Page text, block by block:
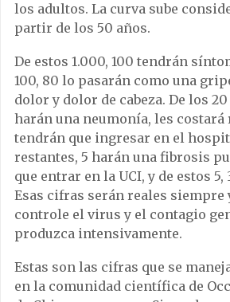
los adultos. La curva sube
partir de los 50 años.
De estos 1.000, 100 tendrán
100, 80 lo pasarán como una
dolor y dolor de cabeza. De los 20
harán una neumonía, les
tendrán que ingresar en el
restantes, 5 harán una fibrosis
que entrar en la UCI, y de estos
Esas cifras serán reales siempre
controle el virus y el contagio
produzca intensivamente.
Estas son las cifras que se
en la comunidad científica de